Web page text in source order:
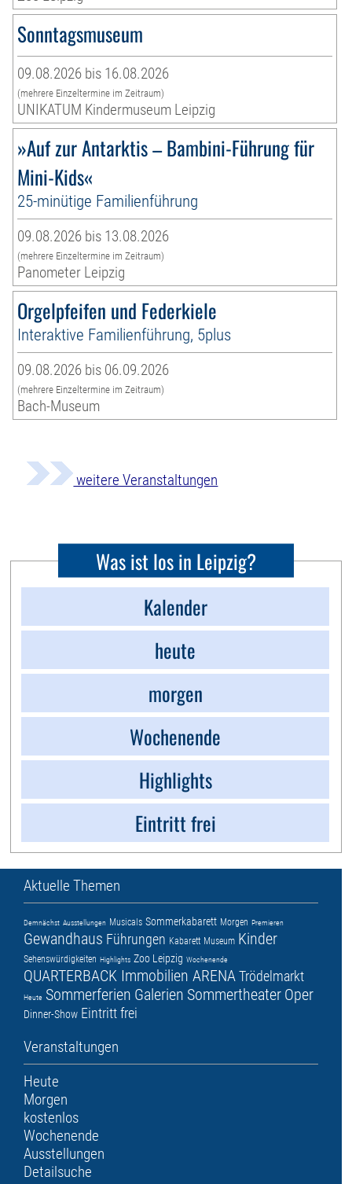
Sonntagsmuseum
09.08.2026 bis 16.08.2026
(mehrere Einzeltermine im Zeitraum)
UNIKATUM Kindermuseum Leipzig
»Auf zur Antarktis – Bambini-Führung für
Mini-Kids«
25-minütige Familienführung
09.08.2026 bis 13.08.2026
(mehrere Einzeltermine im Zeitraum)
Panometer Leipzig
Orgelpfeifen und Federkiele
Interaktive Familienführung, 5plus
09.08.2026 bis 06.09.2026
(mehrere Einzeltermine im Zeitraum)
Bach-Museum
weitere Veranstaltungen
Was ist los in Leipzig?
Kalender
heute
morgen
Wochenende
Highlights
Eintritt frei
Aktuelle Themen
Demnächst Ausstellungen Musicals Sommerkabarett Morgen Premieren
Gewandhaus Führungen Kabarett Museum Kinder
Sehenswürdigkeiten Highlights Zoo Leipzig Wochenende
QUARTERBACK Immobilien ARENATrödelmarkt
Heute Sommerferien Galerien Sommertheater Oper
Dinner-Show Eintritt frei
Veranstaltungen
Heute
Morgen
kostenlos
Wochenende
Ausstellungen
Detailsuche